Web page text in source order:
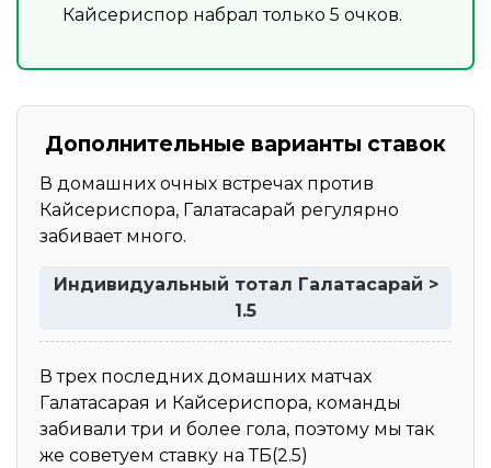
Кайсериспор набрал только 5 очков.
Дополнительные варианты ставок
В домашних очных встречах против
Кайсериспора, Галатасарай регулярно
забивает много.
Индивидуальный тотал Галатасарай >
1.5
В трех последних домашних матчах
Галатасарая и Кайсериспора, команды
забивали три и более гола, поэтому мы так
же советуем ставку на ТБ(2.5)